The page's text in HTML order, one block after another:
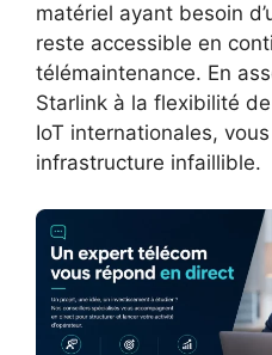
matériel ayant besoin
reste accessible en
télémaintenance. En
Starlink à la flexibilité
IoT internationales,
infrastructure infaillible.